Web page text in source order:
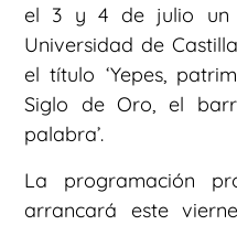
el 3 y 4 de julio un
Universidad de
el título ‘Yepes,
Siglo de Oro, el
palabra’.
La programación
arrancará este